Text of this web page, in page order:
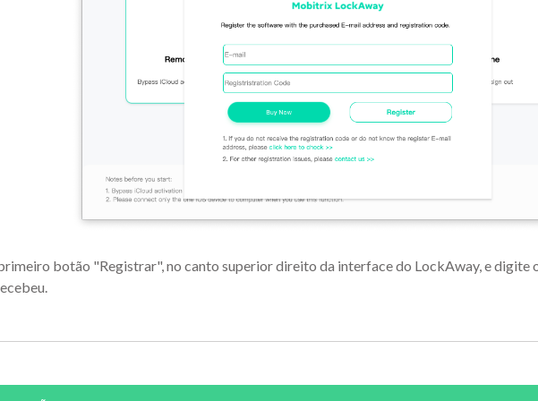
botão "Registrar", no canto superior direito da interface do LockAway, e digite